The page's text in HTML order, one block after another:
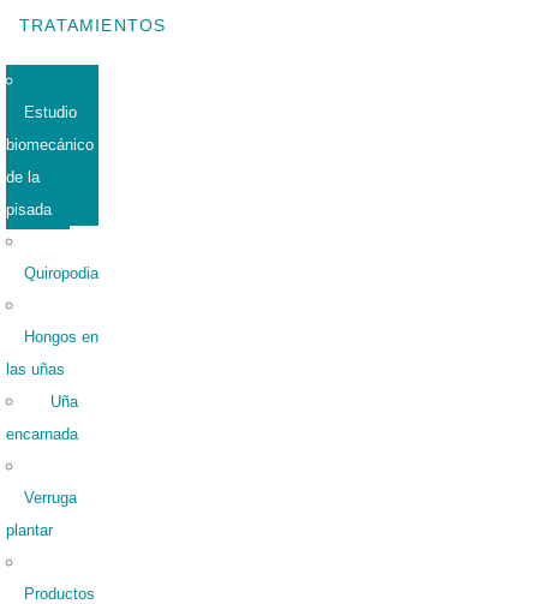
TRATAMIENTOS
Estudio
biomecánico
de la
pisada
Quiropodia
Hongos en
las uñas
Uña
encarnada
Verruga
plantar
Productos